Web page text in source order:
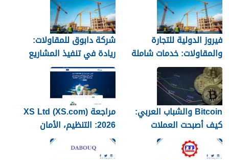
فيروز الدولية للتجارة
والمقاولات: خدمات شاملة
في التشييد والتوريد
شركة دابوق للمقاولات:
ريادة في تنفيذ المشاريع
الإنشائية والأعمال
الهندسية
Bitcoin والشباب العربي:
كيف أصبحت العملات
المشفرة عملة الإنترنت للجيل
الجديد
مراجعة XS Ltd (XS.com)
2026: التنظيم، الأمان
والسحوبات